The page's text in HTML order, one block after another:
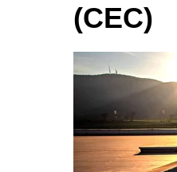
(СЕС)